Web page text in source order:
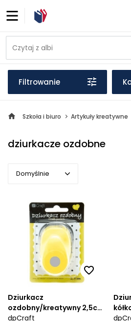
Filtrowanie
Szkoła i biuro Artykuły kreatywne
dziurkacze ozdobne
Domyślnie
Popularne
Cena rosnąco
Cena malejąco
Od najnowszych
Od najstarszych
Dziurkacz
ozdobny/kreatywny 2,5cm
- koło (JCDZ-110-115)
dpCraft
115-